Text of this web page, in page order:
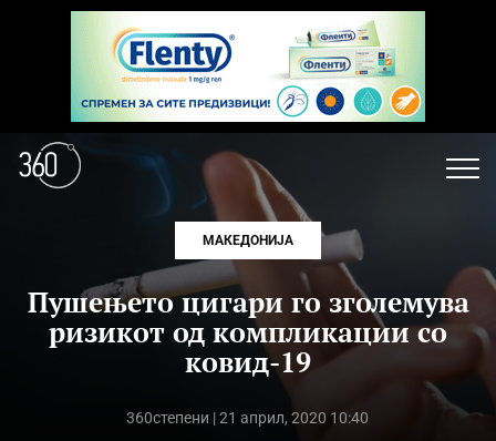
МАКЕДОНИЈА
Пушењето цигари го зголемува
ризикот од компликации со
ковид-19
360степени | 21 април, 2020 10:40